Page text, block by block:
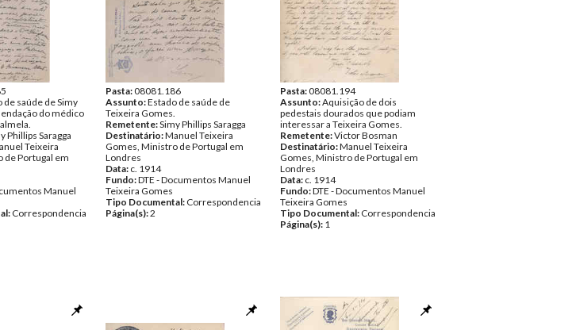
de saúde de Simy
do médico
Phillips Saragga
Teixeira
de Portugal em
Manuel
Correspondencia
Pasta:08081.186
Assunto:Estado de saúde de
Teixeira Gomes.
Remetente:Simy Phillips Saragga
Destinatário:Manuel Teixeira
Gomes, Ministro de Portugal em
Londres
Data: c. 1914
Fundo:DTE - Documentos Manuel
Teixeira Gomes
Tipo Documental: Correspondencia
Página(s):2
Pasta:08081.194
Assunto:Aquisição de dois
pedestais dourados que podiam
interessar a Teixeira Gomes.
Remetente:Victor Bosman
Destinatário:Manuel Teixeira
Gomes, Ministro de Portugal em
Londres
Data: c. 1914
Fundo:DTE - Documentos Manuel
Teixeira Gomes
Tipo Documental: Correspondencia
Página(s): 1